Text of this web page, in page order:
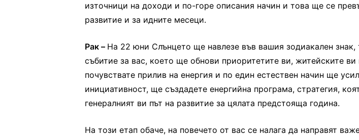
източници на доходи и по-горе описания начин и това ще се
развитие и за идните месеци.
Рак – На 22 юни Слънцето ще навлезе във вашия зодиакален знак,
събитие за вас, което ще обнови приоритетите ви, житейските
почувствате прилив на енергия и по един естествен начин ще
инициативност, ще създадете енергийна програма, стратегия,
генералният ви път на развитие за цялата предстояща година.
На този етап обаче, на повечето от вас се налага да направят